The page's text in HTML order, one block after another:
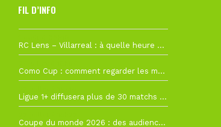
FIL D’INFO
RC Lens – Villarreal : à quelle heure et sur quelle chaîne voir la finale de la Como Cup ?
Como Cup : comment regarder les matchs du RC Lens en direct ?
Ligue 1+ diffusera plus de 30 matchs amicaux avant la reprise de la Ligue 1
Coupe du monde 2026 : des audiences record, mais M6 devrait perdre très gros !